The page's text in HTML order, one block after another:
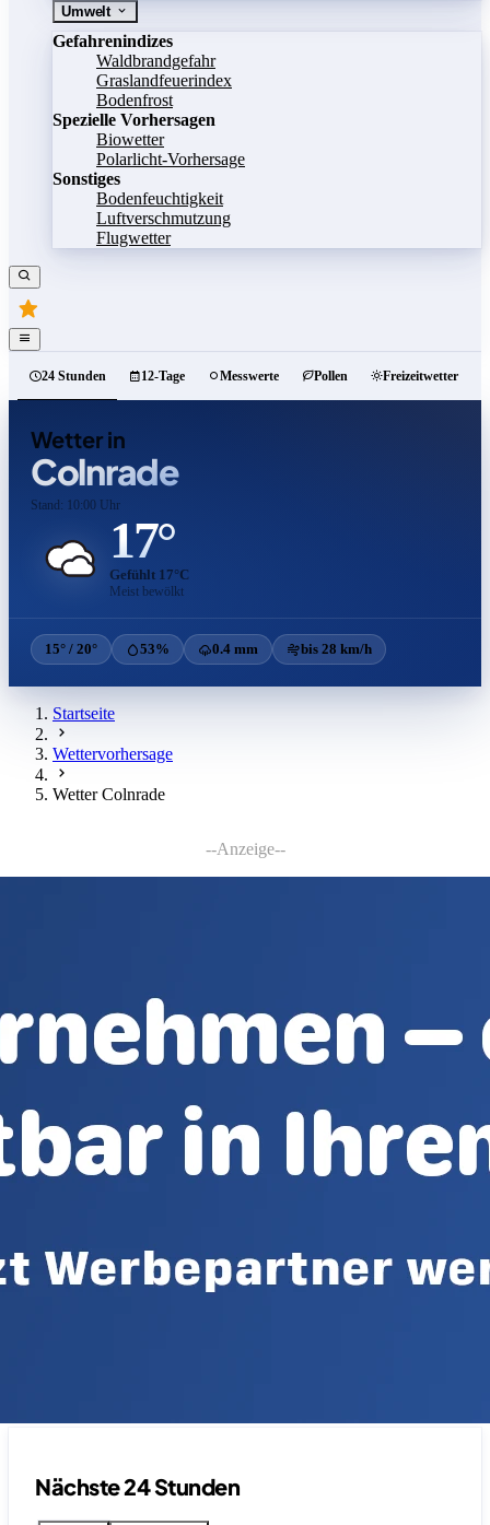
Umwelt
Gefahrenindizes
Waldbrandgefahr
Graslandfeuerindex
Bodenfrost
Spezielle Vorhersagen
Biowetter
Polarlicht-Vorhersage
Sonstiges
Bodenfeuchtigkeit
Luftverschmutzung
Flugwetter
24 Stunden 12-Tage Messwerte Pollen Freizeitwetter
Wetter in
Colnrade
Stand: 10:00 Uhr
17°
Gefühlt 17°C
Meist bewölkt
15° / 20° 53% 0.4 mm bis 28 km/h
Startseite
Wettervorhersage
Wetter Colnrade
--Anzeige--
Nächste 24 Stunden